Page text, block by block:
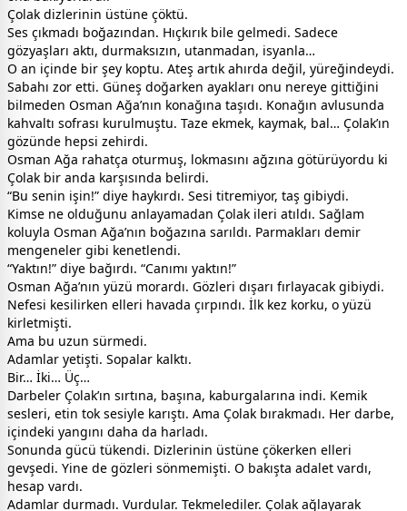
Çolak dizlerinin üstüne çöktü.
Ses çıkmadı boğazından. Hıçkırık bile gelmedi. Sadece
gözyaşları aktı, durmaksızın, utanmadan, isyanla…
O an içinde bir şey koptu. Ateş artık ahırda değil, yüreğindeydi.
Sabahı zor etti. Güneş doğarken ayakları onu nereye gittiğini
bilmeden Osman Ağa’nın konağına taşıdı. Konağın avlusunda
kahvaltı sofrası kurulmuştu. Taze ekmek, kaymak, bal… Çolak’ın
gözünde hepsi zehirdi.
Osman Ağa rahatça oturmuş, lokmasını ağzına götürüyordu ki
Çolak bir anda karşısında belirdi.
“Bu senin işin!” diye haykırdı. Sesi titremiyor, taş gibiydi.
Kimse ne olduğunu anlayamadan Çolak ileri atıldı. Sağlam
koluyla Osman Ağa’nın boğazına sarıldı. Parmakları demir
mengeneler gibi kenetlendi.
“Yaktın!” diye bağırdı. “Canımı yaktın!”
Osman Ağa’nın yüzü morardı. Gözleri dışarı fırlayacak gibiydi.
Nefesi kesilirken elleri havada çırpındı. İlk kez korku, o yüzü
kirletmişti.
Ama bu uzun sürmedi.
Adamlar yetişti. Sopalar kalktı.
Bir… İki… Üç…
Darbeler Çolak’ın sırtına, başına, kaburgalarına indi. Kemik
sesleri, etin tok sesiyle karıştı. Ama Çolak bırakmadı. Her darbe,
içindeki yangını daha da harladı.
Sonunda gücü tükendi. Dizlerinin üstüne çökerken elleri
gevşedi. Yine de gözleri sönmemişti. O bakışta adalet vardı,
hesap vardı.
Adamlar durmadı. Vurdular. Tekmelediler. Çolak ağlayarak